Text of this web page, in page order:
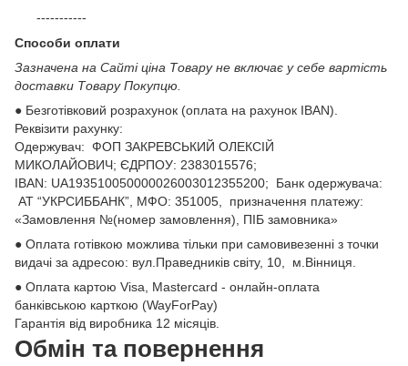
-----------
Способи оплати
Зазначена на Сайті ціна Товару не включає у себе вартість
доставки Товару Покупцю.
● Безготівковий розрахунок (оплата на рахунок IBAN).
Реквізити рахунку:
Одержувач: ФОП ЗАКРЕВСЬКИЙ ОЛЕКСІЙ
МИКОЛАЙОВИЧ; ЄДРПОУ: 2383015576;
ІВАN: UA193510050000026003012355200; Банк одержувача:
АТ “УКРСИББАНК”, МФО: 351005, призначення платежу:
«Замовлення №(номер замовлення), ПІБ замовника»
● Оплата готівкою можлива тільки при самовивезенні з точки
видачі за адресою: вул.Праведників світу, 10, м.Вінниця.
● Оплата картою Visa, Mastercard - онлайн-оплата
банківською карткою (WayForPay)
Гарантія від виробника 12 місяців.
Обмін та повернення